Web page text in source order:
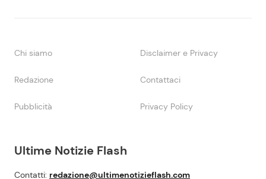
Ultime Notizie Flash
Contatti: redazione@ultimenotizieflash.com
Chi siamo Disclaimer e Privacy
Redazione Contattaci
Pubblicità Privacy Policy